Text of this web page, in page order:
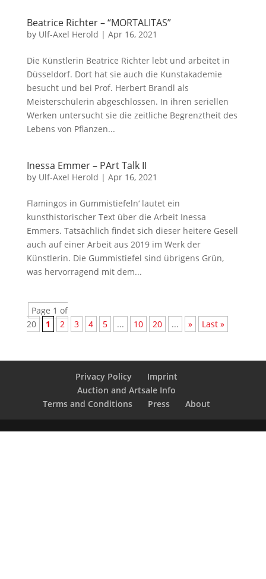
Beatrice Richter – “MORTALITAS”
by Ulf-Axel Herold | Apr 16, 2021
Die Künstlerin Beatrice Richter lebt und arbeitet in
Düsseldorf. Dort hat sie auch die Kunstakademie
besucht und bei Prof. Herbert Brandl als
Meisterschülerin abgeschlossen. In ihren seriellen
Werken untersucht sie die zeitliche Begrenztheit des
Lebens von Pflanzen...
Inessa Emmer – PArt Talk II
by Ulf-Axel Herold | Apr 16, 2021
Flamingos in Gummistiefeln‘ lautet ein
kunsthistorischer Text über die Arbeit Inessa
Emmers. Tatsächlich findet sich dieser heitere Gesell
auch auf einer Arbeit aus 2019 im Werk der
Künstlerin. Die Gummistiefel sind übrigens Grün,
was hervorragend mit dem...
Page 1 of
20
1 2 3 4 5 ... 10 20 ... » Last »
Privacy Policy
Imprint
Auction and Artsale Info
Terms and Conditions
Press About